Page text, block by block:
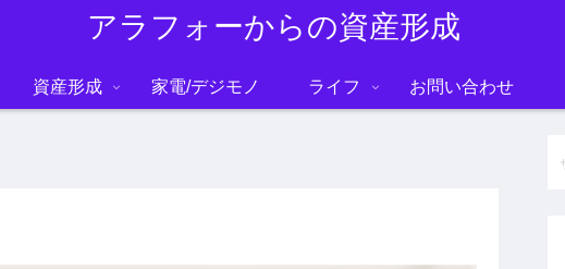
アラフォーからの資産形成
資産形成 家電/デジモノ ライフ お問い合わせ